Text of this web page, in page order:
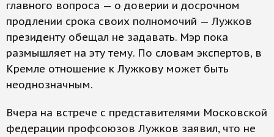
главного вопроса — о доверии и досрочном
продлении срока своих полномочий — Лужков
президенту обещал не задавать. Мэр пока
размышляет на эту тему. По словам экспертов, в
Кремле отношение к Лужкову может быть
неоднозначным.
Вчера на встрече с представителями Московской
федерации профсоюзов Лужков заявил, что не